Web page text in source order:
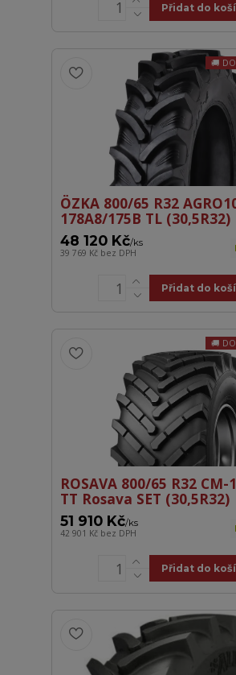
Přidat do
ÖZKA 800/65 R32
178A8/175B TL (30,5R32)
48 120 Kč/ks
39 769 Kč bez DPH
Přidat do
ROSAVA 800/65 R32 CM-
TT Rosava SET (30,5R32)
51 910 Kč/ks
42 901 Kč bez DPH
Přidat do